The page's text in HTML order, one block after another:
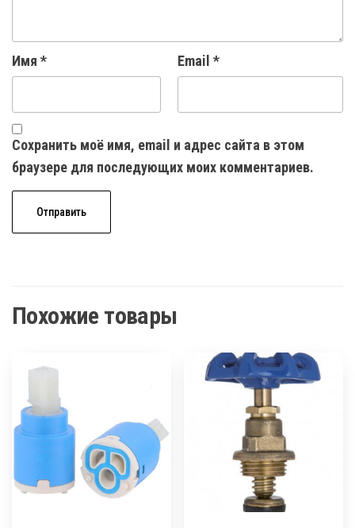
Имя * Email *
Сохранить моё имя, email и адрес сайта в этом
браузере для последующих моих комментариев.
Похожие товары